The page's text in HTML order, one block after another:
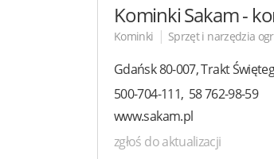
Kominki Sakam-
Kominki | Sprzęt i narzędzia
Gdańsk80-007,Trakt
500-704-111 58 762-98-59
www.sakam.pl
zgłoś do aktualizacji